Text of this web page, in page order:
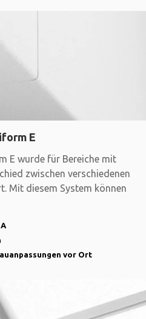
E
E wurde für Bereiche mit
zwischen verschiedenen
Mit diesem System können
vor Ort